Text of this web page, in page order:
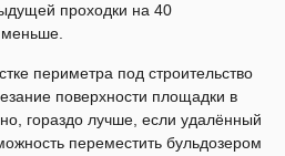
проходки на 40
периметра под строительство
поверхности площадки в
гораздо лучше, если удалённый
переместить бульдозером